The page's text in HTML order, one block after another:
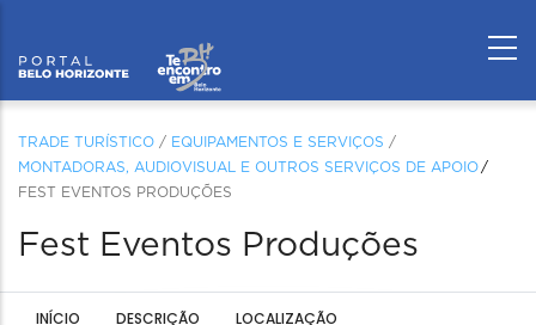
TRADE TURÍSTICO / EQUIPAMENTOS E SERVIÇOS /
MONTADORAS, AUDIOVISUAL E OUTROS SERVIÇOS DE APOIO
FEST EVENTOS PRODUÇÕES
Fest Eventos Produções
INÍCIO DESCRIÇÃO LOCALIZAÇÃO